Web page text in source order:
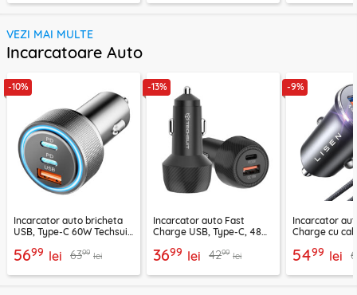
VEZI MAI MULTE
Incarcatoare Auto
-10%
Incarcator auto bricheta
USB, Type-C 60W Techsuit
5699 lei 6399 lei
-13%
Incarcator auto Fast
Charge USB, Type-C, 48W
3699 lei 4299 lei
-9%
Incarcator
Charge cu
5499 lei